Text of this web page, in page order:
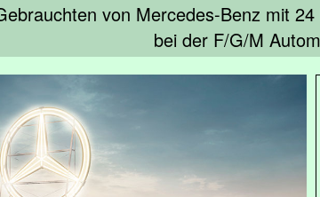
von Mercedes-Benz mit
bei der F/G/M